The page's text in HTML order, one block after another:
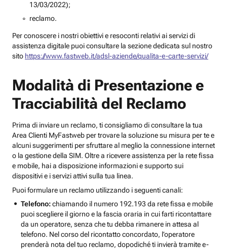
13/03/2022);
reclamo.
Per conoscere i nostri obiettivi e resoconti relativi ai servizi di
assistenza digitale puoi consultare la sezione dedicata sul nostro
sito https://www.fastweb.it/adsl-aziende/qualita-e-carte-servizi/
Modalità di Presentazione e
Tracciabilità del Reclamo
Prima di inviare un reclamo, ti consigliamo di consultare la tua
Area Clienti MyFastweb per trovare la soluzione su misura per te e
alcuni suggerimenti per sfruttare al meglio la connessione internet
o la gestione della SIM. Oltre a ricevere assistenza per la rete fissa
e mobile, hai a disposizione informazioni e supporto sui
dispositivi e i servizi attivi sulla tua linea.
Puoi formulare un reclamo utilizzando i seguenti canali:
Telefono:chiamando il numero 192.193 da rete fissa e mobile
puoi scegliere il giorno e la fascia oraria in cui farti ricontattare
da un operatore, senza che tu debba rimanere in attesa al
telefono. Nel corso del ricontatto concordato, l’operatore
prenderà nota del tuo reclamo, dopodiché ti invierà tramite e-